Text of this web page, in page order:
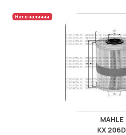
Нет в наличии
MAHLE
KX 206D